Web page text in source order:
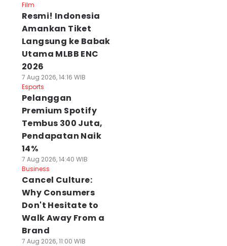
Film
Resmi! Indonesia
Amankan Tiket
Langsung ke Babak
Utama MLBB ENC
2026
7 Aug 2026, 14:16 WIB
Esports
Pelanggan
Premium Spotify
Tembus 300 Juta,
Pendapatan Naik
14%
7 Aug 2026, 14:40 WIB
Business
Cancel Culture:
Why Consumers
Don't Hesitate to
Walk Away From a
Brand
7 Aug 2026, 11:00 WIB